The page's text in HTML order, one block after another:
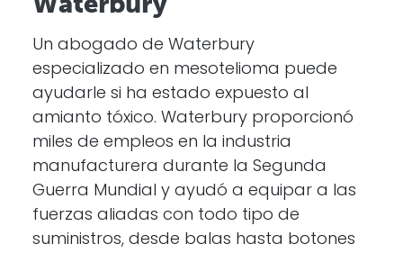
Un abogado de Waterbury
especializado en mesotelioma puede
ayudarle si ha estado expuesto al
amianto tóxico. Waterbury proporcionó
miles de empleos en la industria
manufacturera durante la Segunda
Guerra Mundial y ayudó a equipar a las
fuerzas aliadas con todo tipo de
suministros, desde balas hasta botones